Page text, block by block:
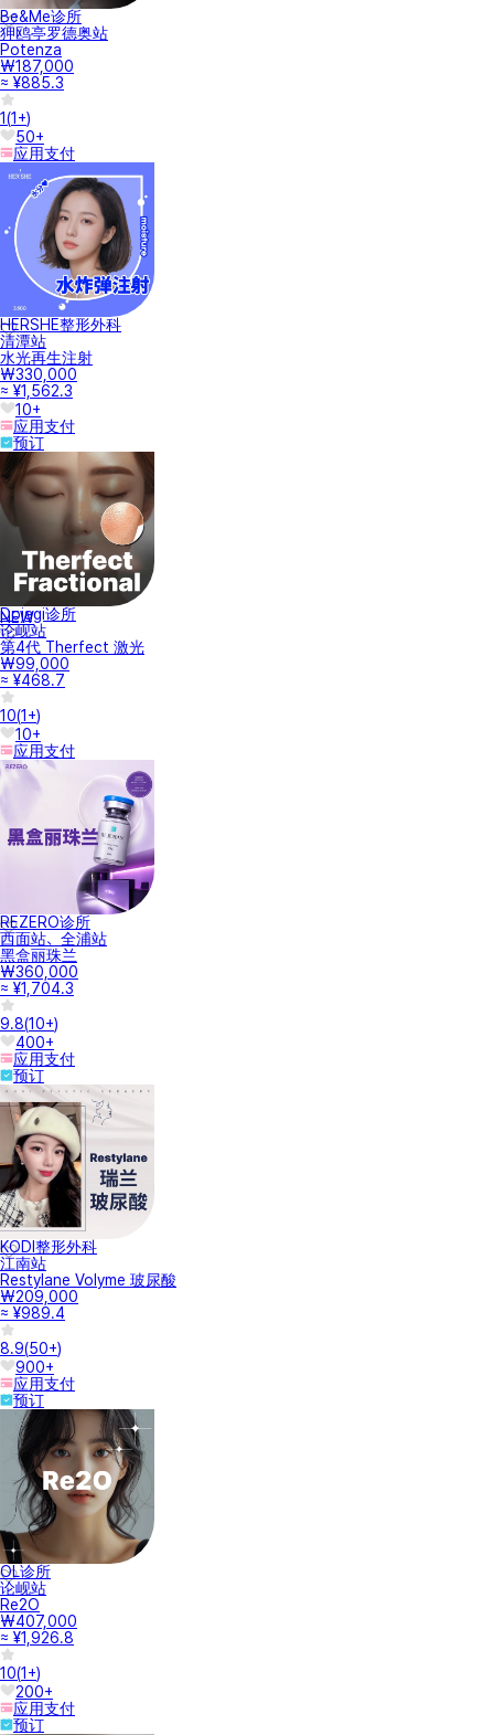
Be&Me诊所
狎鸥亭罗德奥站
Potenza
₩187,000
≈ ¥885.3
1(1+)
50+
应用支付
HERSHE整形外科
清潭站
水光再生注射
₩330,000
≈ ¥1,562.3
10+
应用支付
预订
NEW
Dojagi诊所
论岘站
第4代 Therfect 激光
₩99,000
≈ ¥468.7
10(1+)
10+
应用支付
REZERO诊所
西面站、全浦站
黑盒丽珠兰
₩360,000
≈ ¥1,704.3
9.8(10+)
400+
应用支付
预订
KODI整形外科
江南站
Restylane Volyme 玻尿酸
₩209,000
≈ ¥989.4
8.9(50+)
900+
应用支付
预订
OL诊所
论岘站
Re2O
₩407,000
≈ ¥1,926.8
10(1+)
200+
应用支付
预订